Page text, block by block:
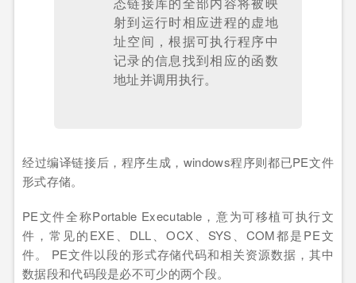
射到运行时相应进程的虚地
址空间，根据可执行程序中
记录的信息找到相应的函数
地址并调用执行。
经过编译链接后，程序生成，windows程序则都已PE文件
形式存储。
PE文件全称Portable Executable，意为可移植可执行文
件，常见的EXE、DLL、OCX、SYS、COM都是PE文
件。 PE文件以段的形式存储代码和相关资源数据，其中
数据段和代码段是必不可少的两个段。